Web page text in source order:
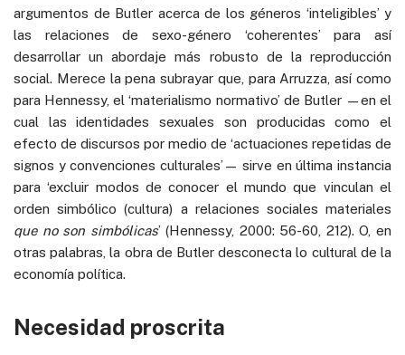
argumentos de Butler acerca de los géneros ‘inteligibles’ y
las relaciones de sexo-género ‘coherentes’ para así
desarrollar un abordaje más robusto de la reproducción
social. Merece la pena subrayar que, para Arruzza, así como
para Hennessy, el ‘materialismo normativo’ de Butler —en el
cual las identidades sexuales son producidas como el
efecto de discursos por medio de ‘actuaciones repetidas de
signos y convenciones culturales’— sirve en última instancia
para ‘excluir modos de conocer el mundo que vinculan el
orden simbólico (cultura) a relaciones sociales materiales
que no son simbólicas’ (Hennessy, 2000: 56-60, 212). O, en
otras palabras, la obra de Butler desconecta lo cultural de la
economía política.
Necesidad proscrita